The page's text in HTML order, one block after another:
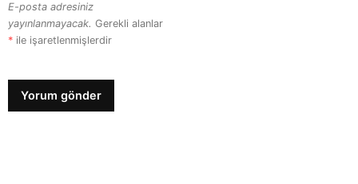
E-posta adresiniz
yayınlanmayacak. Gerekli alanlar
* ile işaretlenmişlerdir